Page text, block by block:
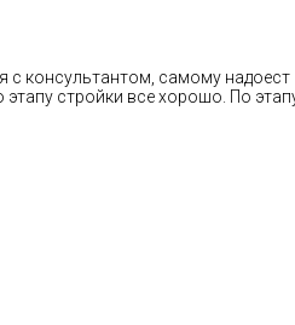
с консультантом, самому
этапу стройки все хорошо. По